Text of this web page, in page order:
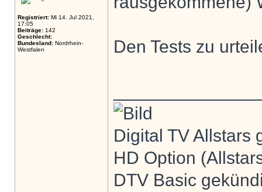
Registriert: Mi 14. Jul 2021,
17:05
Beiträge: 142
Geschlecht:
Bundesland: Nordrhein-
Westfalen
Den Tests zu
Digital TV Allstars
HD Option
DTV Basic